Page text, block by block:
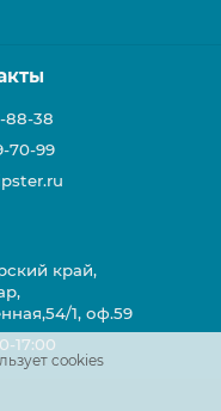
cookies
88-38
70-99
край,
1, оф.59
17:00